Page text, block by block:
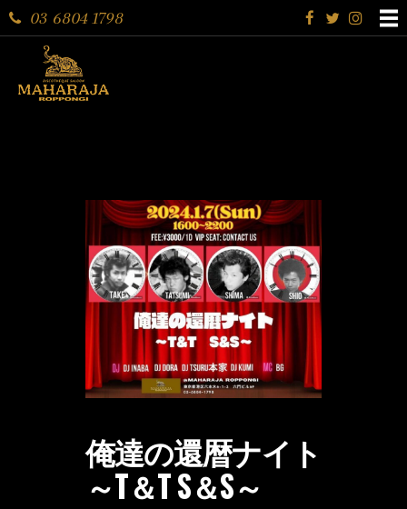
03 6804 1798
俺達の還暦ナイト
～T＆T S＆S～